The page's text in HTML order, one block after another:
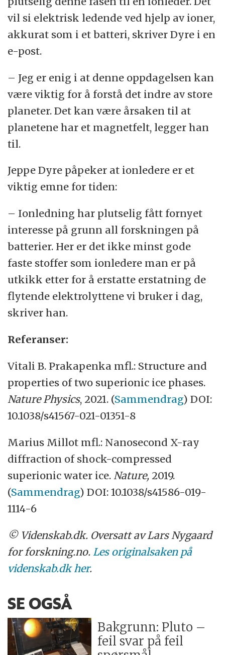
vil si elektrisk ledende ved hjelp av ioner,
akkurat som i et batteri, skriver Dyre i en
e-post.
– Jeg er enig i at denne oppdagelsen kan
være viktig for å forstå det indre av store
planeter. Det kan være årsaken til at
planetene har et magnetfelt, legger han
til.
Jeppe Dyre påpeker at ionledere er et
viktig emne for tiden:
– Ionledning har plutselig fått fornyet
interesse på grunn all forskningen på
batterier. Her er det ikke minst gode
faste stoffer som ionledere man er på
utkikk etter for å erstatte erstatning de
flytende elektrolyttene vi bruker i dag,
skriver han.
Referanser:
Vitali B. Prakapenka mfl.: Structure and
properties of two superionic ice phases.
Nature Physics, 2021. (Sammendrag) DOI:
10.1038/s41567-021-01351-8
Marius Millot mfl.: Nanosecond X-ray
diffraction of shock-compressed
superionic water ice.Nature, 2019.
(Sammendrag) DOI: 10.1038/s41586-019-
1114-6
© Videnskab.dk. Oversatt av Lars Nygaard
for forskning.no.Les originalsaken på
videnskab.dk her.
SE OGSÅ
Bakgrunn: Pluto –
feil svar på feil